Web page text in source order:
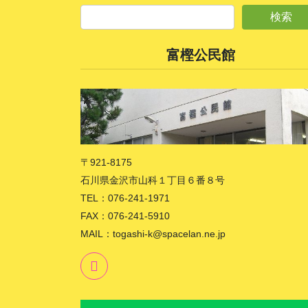
富樫公民館
〒921-8175
石川県金沢市山科１丁目６番８号
TEL：076-241-1971
FAX：076-241-5910
MAIL：togashi-k@spacelan.ne.jp